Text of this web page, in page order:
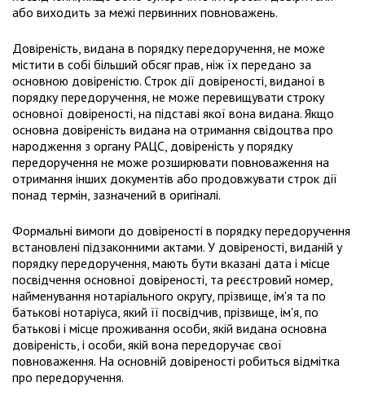
або виходить за межі первинних повноважень.
Довіреність, видана в порядку передоручення, не може
містити в собі більший обсяг прав, ніж їх передано за
основною довіреністю. Строк дії довіреності, виданої в
порядку передоручення, не може перевищувати строку
основної довіреності, на підставі якої вона видана. Якщо
основна довіреність видана на отримання свідоцтва про
народження з органу РАЦС, довіреність у порядку
передоручення не може розширювати повноваження на
отримання інших документів або продовжувати строк дії
понад термін, зазначений в оригіналі.
Формальні вимоги до довіреності в порядку передоручення
встановлені підзаконними актами. У довіреності, виданій у
порядку передоручення, мають бути вказані дата і місце
посвідчення основної довіреності, та реєстровий номер,
найменування нотаріального округу, прізвище, ім'я та по
батькові нотаріуса, який її посвідчив, прізвище, ім'я, по
батькові і місце проживання особи, якій видана основна
довіреність, і особи, якій вона передоручає свої
повноваження. На основній довіреності робиться відмітка
про передоручення.